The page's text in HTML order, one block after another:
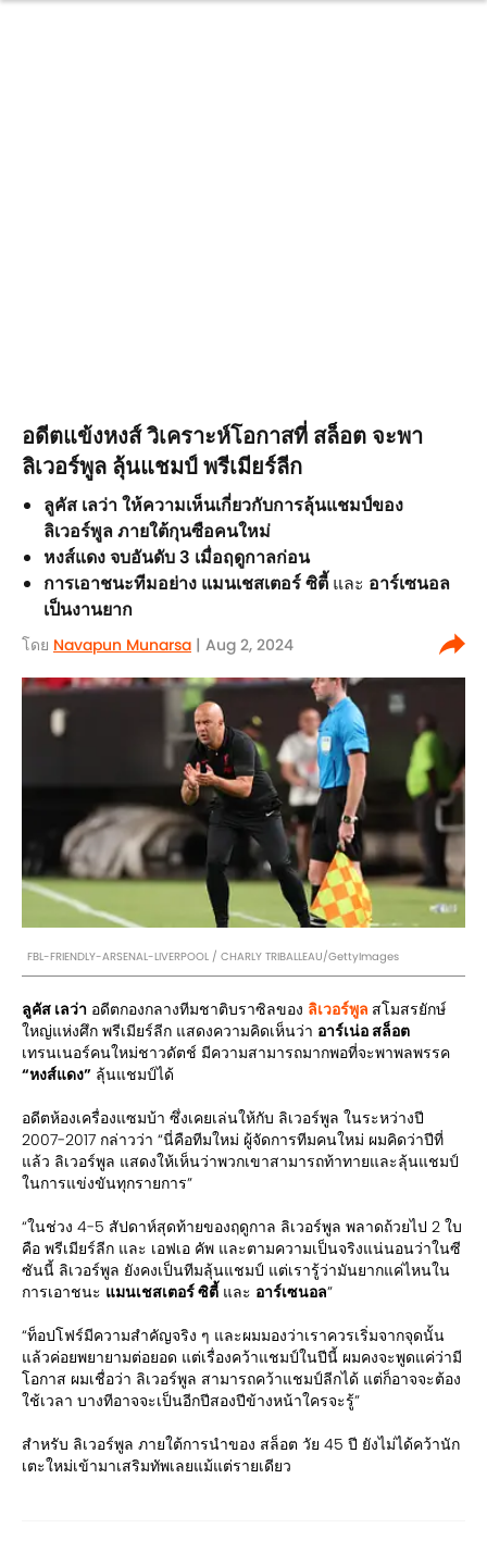
อดีตแข้งหงส์ วิเคราะห์โอกาสที่ สล็อต จะพา
ลิเวอร์พูล ลุ้นแชมป์ พรีเมียร์ลีก
ลูคัส เลว่า ให้ความเห็นเกี่ยวกับการลุ้นแชมป์ของ
ลิเวอร์พูล ภายใต้กุนซือคนใหม่
หงส์แดง จบอันดับ 3 เมื่อฤดูกาลก่อน
การเอาชนะทีมอย่าง แมนเชสเตอร์ ซิตี้ และ อาร์เซนอล
เป็นงานยาก
โดย Navapun Munarsa | Aug 2, 2024
FBL-FRIENDLY-ARSENAL-LIVERPOOL / CHARLY TRIBALLEAU/GettyImages
ลูคัส เลว่า อดีตกองกลางทีมชาติบราซิลของ ลิเวอร์พูล สโมสรยักษ์
ใหญ่แห่งศึก พรีเมียร์ลีก แสดงความคิดเห็นว่า อาร์เน่อ สล็อต
เทรนเนอร์คนใหม่ชาวดัตช์ มีความสามารถมากพอที่จะพาพลพรรค
“หงส์แดง” ลุ้นแชมป์ได้
อดีตห้องเครื่องแซมบ้า ซึ่งเคยเล่นให้กับ ลิเวอร์พูล ในระหว่างปี
2007-2017 กล่าวว่า “นี่คือทีมใหม่ ผู้จัดการทีมคนใหม่ ผมคิดว่าปีที่
แล้ว ลิเวอร์พูล แสดงให้เห็นว่าพวกเขาสามารถท้าทายและลุ้นแชมป์
ในการแข่งขันทุกรายการ”
“ในช่วง 4-5 สัปดาห์สุดท้ายของฤดูกาล ลิเวอร์พูล พลาดถ้วยไป 2 ใบ
คือ พรีเมียร์ลีก และ เอฟเอ คัพ และตามความเป็นจริงแน่นอนว่าในซี
ซันนี้ ลิเวอร์พูล ยังคงเป็นทีมลุ้นแชมป์ แต่เรารู้ว่ามันยากแค่ไหนใน
การเอาชนะ แมนเชสเตอร์ ซิตี้ และ อาร์เซนอล”
“ท็อปโฟร์มีความสำคัญจริง ๆ และผมมองว่าเราควรเริ่มจากจุดนั้น
แล้วค่อยพยายามต่อยอด แต่เรื่องคว้าแชมป์ในปีนี้ ผมคงจะพูดแค่ว่ามี
โอกาส ผมเชื่อว่า ลิเวอร์พูล สามารถคว้าแชมป์ลีกได้ แต่ก็อาจจะต้อง
ใช้เวลา บางทีอาจจะเป็นอีกปีสองปีข้างหน้าใครจะรู้”
สำหรับ ลิเวอร์พูล ภายใต้การนำของ สล็อต วัย 45 ปี ยังไม่ได้คว้านัก
เตะใหม่เข้ามาเสริมทัพเลยแม้แต่รายเดียว